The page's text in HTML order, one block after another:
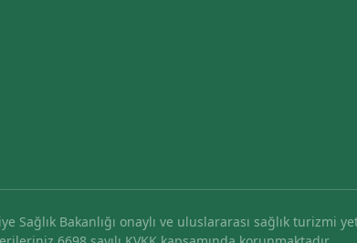
Sağlık Bakanlığı onaylı ve uluslararası sağlık